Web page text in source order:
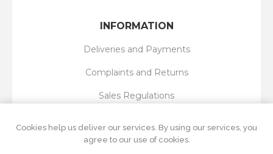
INFORMATION
Deliveries and Payments
Complaints and Returns
Sales Regulations
Cookies help us deliver our services. By using our services, you
agree to our use of cookies.